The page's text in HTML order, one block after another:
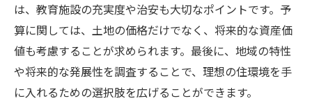
は、教育施設の充実度や治安も大切なポイントです。予
算に関しては、土地の価格だけでなく、将来的な資産価
値も考慮することが求められます。最後に、地域の特性
や将来的な発展性を調査することで、理想の住環境を手
に入れるための選択肢を広げることができます。